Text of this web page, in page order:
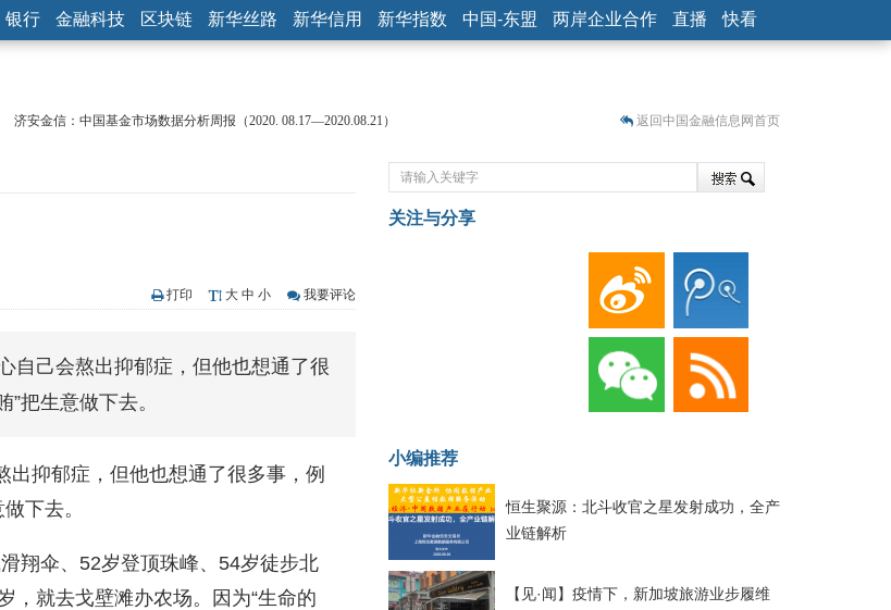
银行 金融科技 区块链 新华丝路 新华信用 新华指数 中国-东盟 两岸企业合作 直播 快看
济安金信：中国基金市场数据分析周报（2020. 08.17—2020.08.21）
央行公开市场净投放300亿元 短端资金利率明显下行
恒生聚源：北斗收官之星发射成功，全产业链解析
返回中国金融信息网首页
打印 大 中 小 我要评论
自己会熬出抑郁症，但他也想通了很
把生意做下去。
抑郁症，但他也想通了很多事，例
下去。
翔伞、52岁登顶珠峰、54岁徒步北
，就去戈壁滩办农场。因为“生命的
关注与分享
小编推荐
恒生聚源：北斗收官之星发射成功，全产
业链解析
【见·闻】疫情下，新加坡旅游业步履维